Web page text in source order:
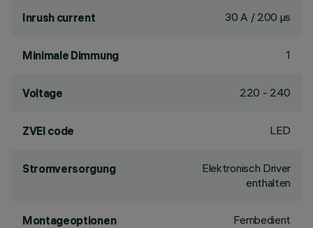
Inrush current 30 A / 200 µs
Minimale Dimmung 1
Voltage 220 - 240
ZVEI code LED
Stromversorgung
Elektronisch Driver
enthalten
Montageoptionen Fernbedient